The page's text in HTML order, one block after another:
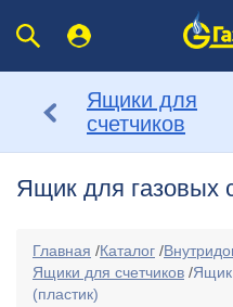
Ящики для
счетчиков
Ящик для газовых
Главная /Каталог /
Ящики для счетчиков /Ящик
(пластик)